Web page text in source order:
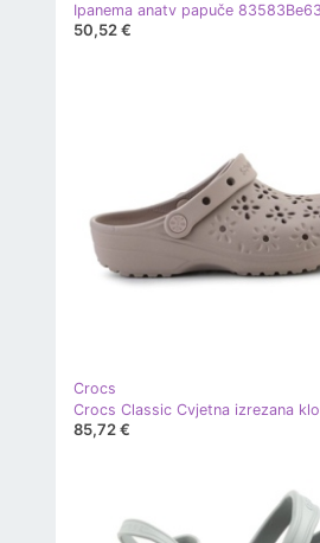
50,52 €
Crocs
85,72 €